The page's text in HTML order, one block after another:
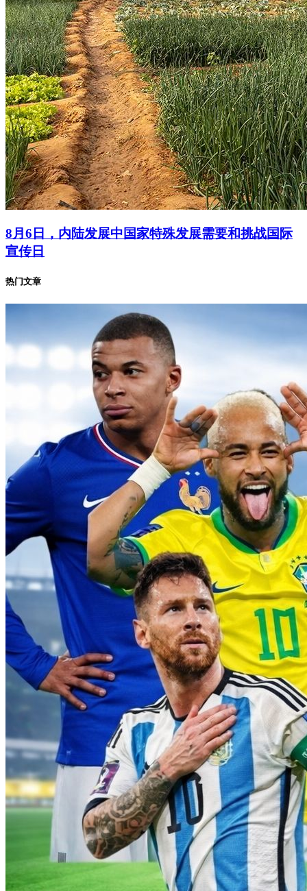
8月6日，内陆发展中国家特殊发展需要和挑战国际
宣传日
热门文章